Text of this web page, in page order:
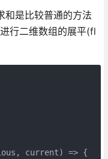
和是比较普通的方法
行二维数组的展平(fl
current) => {